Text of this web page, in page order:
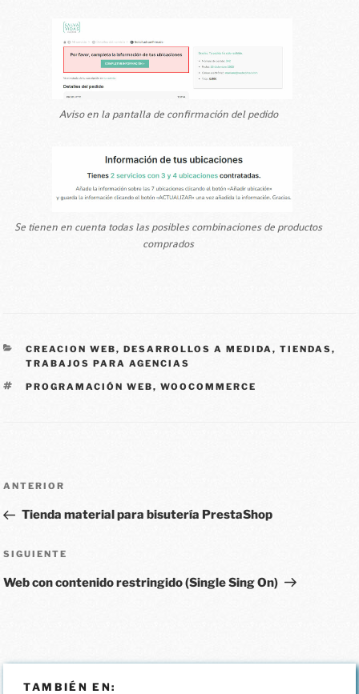
Aviso en la pantalla de confirmación del pedido
Se tienen en cuenta todas las posibles combinaciones de productos
comprados
CREACION WEB, DESARROLLOS A MEDIDA , TIENDAS,
TRABAJOS PARA AGENCIAS
PROGRAMACIÓN WEB, WOOCOMMERCE
ANTERIOR
Tienda material para bisutería PrestaShop
SIGUIENTE
Web con contenido restringido (Single Sing On)
TAMBIÉN EN: